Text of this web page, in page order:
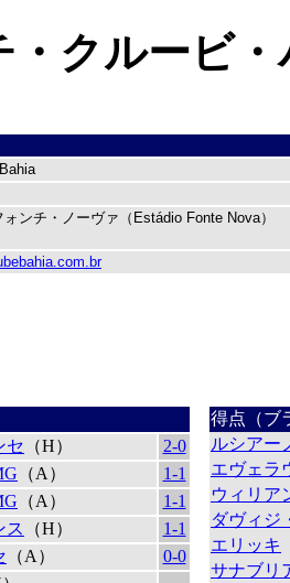
・クルービ
ンチ・ノーヴァ（Estádio Fonte Nova）
セ （H）
2-0
（A）
1-1
（A）
1-1
ス （H）
1-1
（A）
0-0
得点（ブ
ルシアー
エヴェラ
ウィリア
ダヴィジ
エリッキ
サナブリ